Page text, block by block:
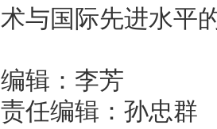
术与国际先进水平
编辑：李芳
责任编辑：孙忠群